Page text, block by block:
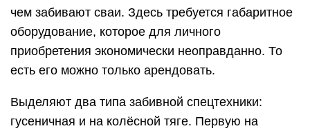
чем забивают сваи. Здесь требуется габаритное
оборудование, которое для личного
приобретения экономически неоправданно. То
есть его можно только арендовать.
Выделяют два типа забивной спецтехники:
гусеничная и на колёсной тяге. Первую на